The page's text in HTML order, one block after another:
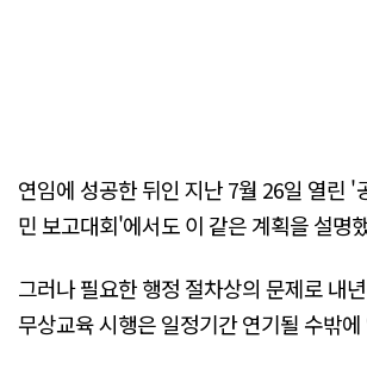
연임에 성공한 뒤인 지난 7월 26일 열린 '
민 보고대회'에서도 이 같은 계획을 설명
그러나 필요한 행정 절차상의 문제로 내
무상교육 시행은 일정기간 연기될 수밖